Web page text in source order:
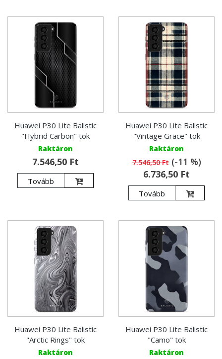
Huawei P30 Lite Balistic
"Hybrid Carbon" tok
Raktáron
7.546,50 Ft
Tovább
Huawei P30 Lite Balistic
"Vintage Grace" tok
Raktáron
7.546,50 Ft(-11 %)
6.736,50 Ft
Tovább
Huawei P30 Lite Balistic
"Arctic Rings" tok
Raktáron
Huawei P30 Lite Balistic
"Camo" tok
Raktáron